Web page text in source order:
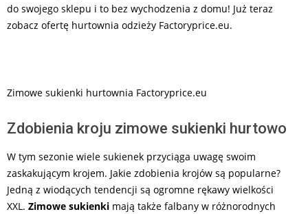
do swojego sklepu i to bez wychodzenia z domu! Już teraz
zobacz ofertę hurtownia odzieży Factoryprice.eu.
Zimowe sukienki hurtownia Factoryprice.eu
Zdobienia kroju zimowe sukienki hurtowo
W tym sezonie wiele sukienek przyciąga uwagę swoim
zaskakującym krojem. Jakie zdobienia krojów są popularne?
Jedną z wiodących tendencji są ogromne rękawy wielkości
XXL. Zimowe sukienki mają także falbany w różnorodnych